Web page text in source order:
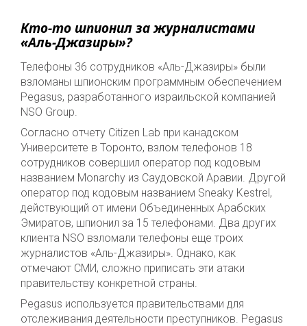
Кто-то шпионил за журналистами
«Аль-Джазиры»?
Телефоны 36 сотрудников «Аль-Джазиры» были
взломаны шпионским программным обеспечением
Pegasus, разработанного израильской компанией
NSO Group.
Согласно отчету Citizen Lab при канадском
Университете в Торонто, взлом телефонов 18
сотрудников совершил оператор под кодовым
названием Monarchy из Саудовской Аравии. Другой
оператор под кодовым названием Sneaky Kestrel,
действующий от имени Объединенных Арабских
Эмиратов, шпионил за 15 телефонами. Два других
клиента NSO взломали телефоны еще троих
журналистов «Аль-Джазиры». Однако, как
отмечают СМИ, сложно приписать эти атаки
правительству конкретной страны.
Pegasus используется правительствами для
отслеживания деятельности преступников. Pegasus